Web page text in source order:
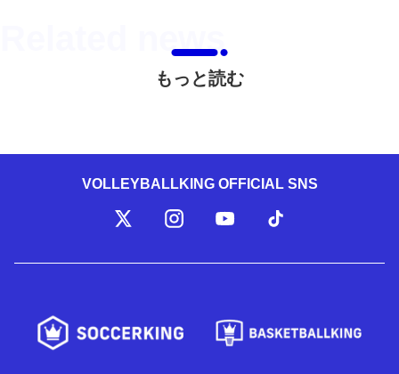
もっと読む
VOLLEYBALLKING OFFICIAL SNS